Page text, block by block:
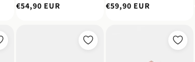
Preço
€54,90 EUR
Preço
€59,90 EUR